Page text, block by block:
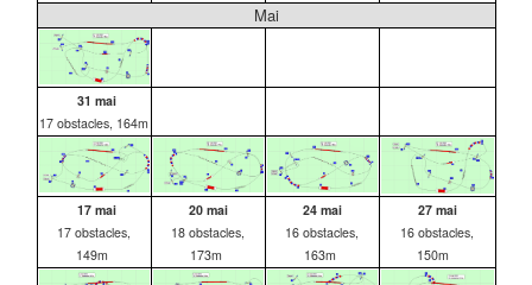
Mai
31 mai
17 obstacles, 164m
17 mai
17 obstacles,
149m
20 mai
18 obstacles,
173m
24 mai
16 obstacles,
163m
27 mai
16 obstacles,
150m